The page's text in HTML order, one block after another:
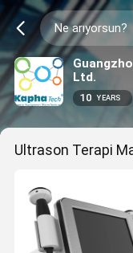
Ltd.
10 YEARS
Ultrason Terapi